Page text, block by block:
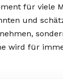
für viele
und
wird für